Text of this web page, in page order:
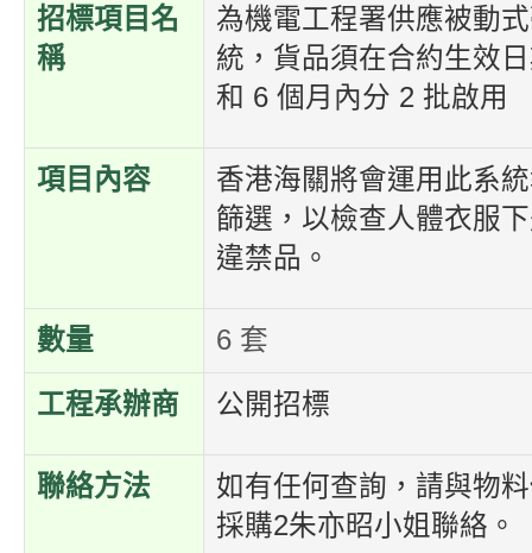
招標項目名
稱
為機電工程署供應被動
統，貨品須在合約生效
和 6 個月內分 2 批啟用
項目內容
香港海關將會運用此系
篩選，以檢查人體衣服
違禁品。
數量 6 套
工程承辦商 公開招標
聯絡方法
如有任何查詢，請與物
採購2朱亦昭小姐聯絡。